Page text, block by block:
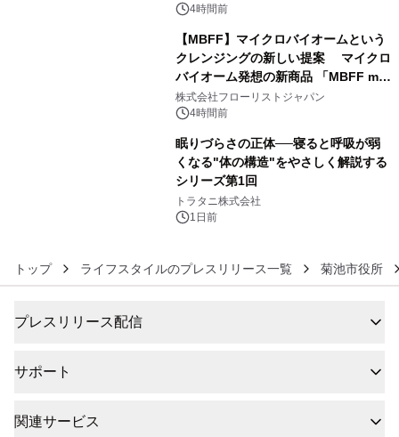
4時間前
【MBFF】マイクロバイオームという
クレンジングの新しい提案 マイクロ
バイオーム発想の新商品 「MBFF mb
クレンジングPRO」を2026年8月6日
発売
株式会社フローリストジャパン
4時間前
眠りづらさの正体──寝ると呼吸が弱
くなる"体の構造"をやさしく解説する
シリーズ第1回
トラタニ株式会社
1日前
トップ ライフスタイルのプレスリリース一覧 菊池市役所
プレスリリース配信
サポート
関連サービス